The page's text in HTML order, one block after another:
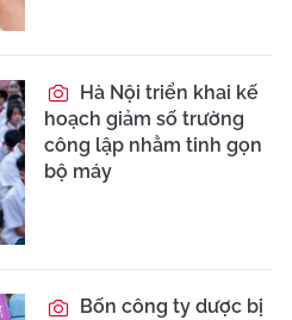
Hà Nội triển khai kế
hoạch giảm số trường
công lập nhằm tinh gọn
bộ máy
Bốn công ty dược bị